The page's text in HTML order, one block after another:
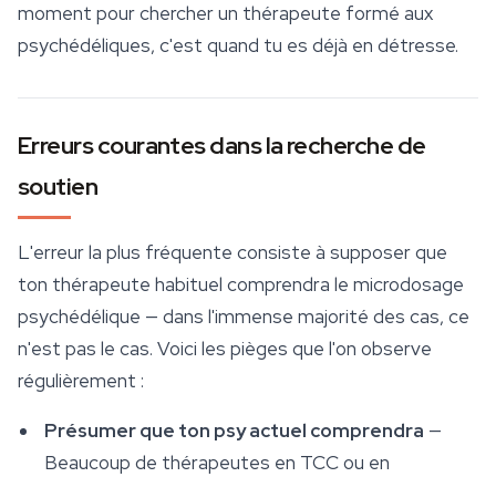
moment pour chercher un thérapeute formé aux
psychédéliques, c'est quand tu es déjà en détresse.
Erreurs courantes dans la recherche de
soutien
L'erreur la plus fréquente consiste à supposer que
ton thérapeute habituel comprendra le microdosage
psychédélique — dans l'immense majorité des cas, ce
n'est pas le cas. Voici les pièges que l'on observe
régulièrement :
Présumer que ton psy actuel comprendra —
Beaucoup de thérapeutes en TCC ou en